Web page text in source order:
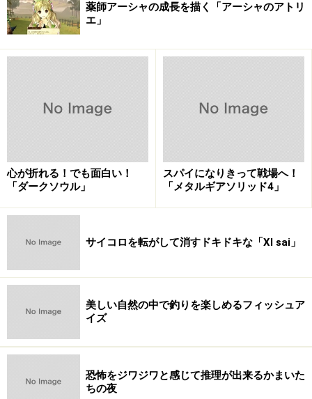
薬師アーシャの成長を描く「アーシャのアトリ
エ」
心が折れる！でも面白い！
「ダークソウル」
スパイになりきって戦場へ！
「メタルギアソリッド4」
サイコロを転がして消すドキドキな「XI sai」
美しい自然の中で釣りを楽しめるフィッシュア
イズ
恐怖をジワジワと感じて推理が出来るかまいた
ちの夜